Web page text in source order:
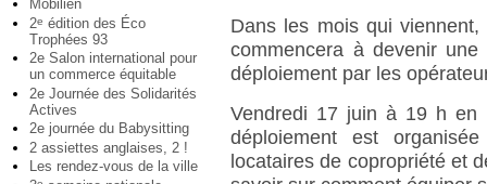
Mobilien
2e édition des Éco
Trophées 93
2e Salon international pour
un commerce équitable
2e Journée des Solidarités
Actives
2e journée du Babysitting
2 assiettes anglaises, 2 !
Les rendez-vous de la ville
Dans les mois qui
commencera à devenir
déploiement par les
Vendredi 17 juin à 19 h en
déploiement est
locataires de copropriété et